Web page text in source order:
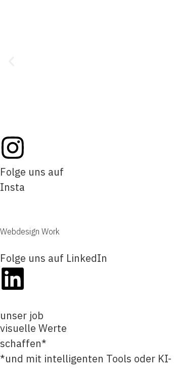
Folge uns auf
Insta
Webdesign Work
Folge uns auf LinkedIn
unser job
visuelle Werte
schaffen*
*und mit intelligenten Tools oder